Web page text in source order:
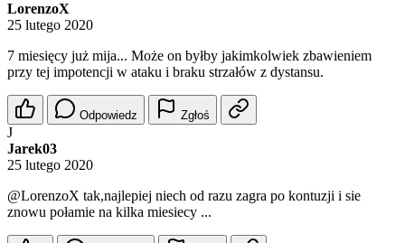
LorenzoX
25 lutego 2020
7 miesięcy już mija... Może on byłby jakimkolwiek zbawieniem
przy tej impotencji w ataku i braku strzałów z dystansu.
Odpowiedz Zgłoś
J
Jarek03
25 lutego 2020
@LorenzoX tak,najlepiej niech od razu zagra po kontuzji i sie
znowu połamie na kilka miesiecy ...